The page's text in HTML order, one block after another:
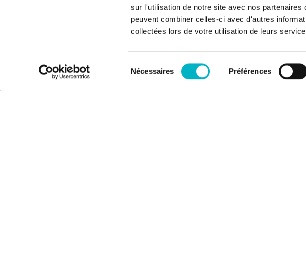
sur l'utilisation de notre site avec nos
peuvent combiner celles-ci avec d'autres
collectées lors de votre utilisation de leurs
du
Nécessaires Préférences